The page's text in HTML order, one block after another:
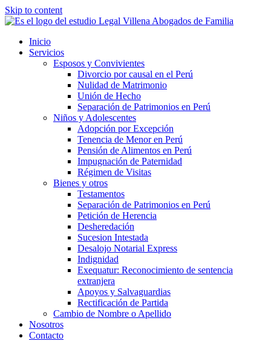
Skip to content
Inicio
Servicios
Esposos y Convivientes
Divorcio por causal en el Perú
Nulidad de Matrimonio
Unión de Hecho
Separación de Patrimonios en Perú
Niños y Adolescentes
Adopción por Excepción
Tenencia de Menor en Perú
Pensión de Alimentos en Perú
Impugnación de Paternidad
Régimen de Visitas
Bienes y otros
Testamentos
Separación de Patrimonios en Perú
Petición de Herencia
Desheredación
Sucesion Intestada
Desalojo Notarial Express
Indignidad
Exequatur: Reconocimiento de sentencia
extranjera
Apoyos y Salvaguardias
Rectificación de Partida
Cambio de Nombre o Apellido
Nosotros
Contacto